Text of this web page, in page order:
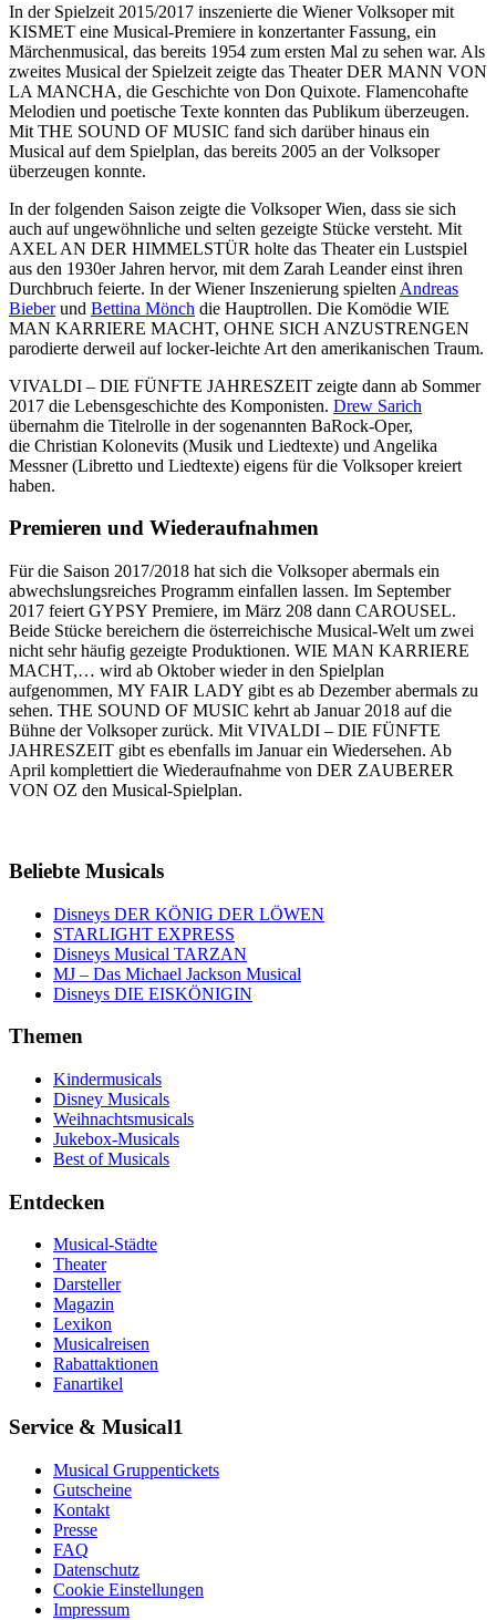
In der Spielzeit 2015/2017 inszenierte die Wiener Volksoper mit
KISMET eine Musical-Premiere in konzertanter Fassung, ein
Märchenmusical, das bereits 1954 zum ersten Mal zu sehen war. Als
zweites Musical der Spielzeit zeigte das Theater DER MANN VON
LA MANCHA, die Geschichte von Don Quixote. Flamencohafte
Melodien und poetische Texte konnten das Publikum überzeugen.
Mit THE SOUND OF MUSIC fand sich darüber hinaus ein
Musical auf dem Spielplan, das bereits 2005 an der Volksoper
überzeugen konnte.
In der folgenden Saison zeigte die Volksoper Wien, dass sie sich
auch auf ungewöhnliche und selten gezeigte Stücke versteht. Mit
AXEL AN DER HIMMELSTÜR holte das Theater ein Lustspiel
aus den 1930er Jahren hervor, mit dem Zarah Leander einst ihren
Durchbruch feierte. In der Wiener Inszenierung spielten Andreas
Bieberund Bettina Mönch die Hauptrollen. Die Komödie WIE
MAN KARRIERE MACHT, OHNE SICH ANZUSTRENGEN
parodierte derweil auf locker-leichte Art den amerikanischen Traum.
VIVALDI – DIE FÜNFTE JAHRESZEIT zeigte dann ab Sommer
2017 die Lebensgeschichte des Komponisten. Drew Sarich
übernahm die Titelrolle in der sogenannten BaRock-Oper,
die Christian Kolonevits (Musik und Liedtexte) und Angelika
Messner (Libretto und Liedtexte) eigens für die Volksoper kreiert
haben.
Premieren und Wiederaufnahmen
Für die Saison 2017/2018 hat sich die Volksoper abermals ein
abwechslungsreiches Programm einfallen lassen. Im September
2017 feiert GYPSY Premiere, im März 208 dann CAROUSEL.
Beide Stücke bereichern die österreichische Musical-Welt um zwei
nicht sehr häufig gezeigte Produktionen. WIE MAN KARRIERE
MACHT,… wird ab Oktober wieder in den Spielplan
aufgenommen, MY FAIR LADY gibt es ab Dezember abermals zu
sehen. THE SOUND OF MUSIC kehrt ab Januar 2018 auf die
Bühne der Volksoper zurück. Mit VIVALDI – DIE FÜNFTE
JAHRESZEIT gibt es ebenfalls im Januar ein Wiedersehen. Ab
April komplettiert die Wiederaufnahme von DER ZAUBERER
VON OZ den Musical-Spielplan.
Beliebte Musicals
Disneys DER KÖNIG DER LÖWEN
STARLIGHT EXPRESS
Disneys Musical TARZAN
MJ – Das Michael Jackson Musical
Disneys DIE EISKÖNIGIN
Themen
Kindermusicals
Disney Musicals
Weihnachtsmusicals
Jukebox-Musicals
Best of Musicals
Entdecken
Musical-Städte
Theater
Darsteller
Magazin
Lexikon
Musicalreisen
Rabattaktionen
Fanartikel
Service & Musical1
Musical Gruppentickets
Gutscheine
Kontakt
Presse
FAQ
Datenschutz
Cookie Einstellungen
Impressum